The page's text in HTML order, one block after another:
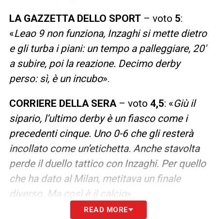
LA GAZZETTA DELLO SPORT– voto 5:
«Leao 9 non funziona, Inzaghi si mette dietro
e gli turba i piani: un tempo a palleggiare, 20′
a subire, poi la reazione. Decimo derby
perso: sì, è un incubo».
CORRIERE DELLA SERA– voto 4,5: «Giù il
sipario, l’ultimo derby è un fiasco come i
precedenti cinque. Uno 0-6 che gli resterà
incollato come un’etichetta. Anche stavolta
perde il duello tattico con Inzaghi. Per quello
che ha dato al Milan, metitava un finale
diverso. Ma così è il calcio».
READ MORE